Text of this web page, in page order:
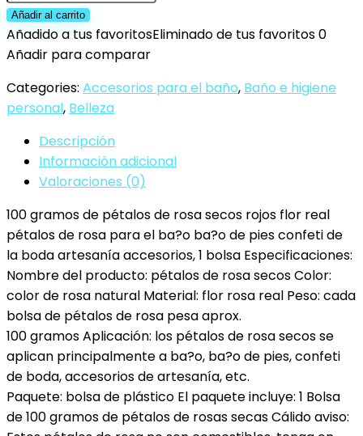
100
Gramos
de
de
Rosa
Secos
Pétalos
Real
para
Baño
Pies
Boda
Confeti
Accesorios
de
Manualidades,
1…
cantidad
Añadir al carrito
Añadido a tus favoritosEliminado de tus favoritos0
Añadir para comparar
Categories: Accesorios para el baño, Baño e higiene
personal, Belleza
Descripción
Información adicional
Valoraciones (0)
100 gramos de pétalos de rosa secos rojos flor real
pétalos de rosa para el ba?o ba?o de pies confeti de
la boda artesanía accesorios, 1 bolsa Especificaciones:
Nombre del producto: pétalos de rosa secos Color:
color de rosa natural Material: flor rosa real Peso: cada
bolsa de pétalos de rosa pesa aprox.
100 gramos Aplicación: los pétalos de rosa secos se
aplican principalmente a ba?o, ba?o de pies, confeti
de boda, accesorios de artesanía, etc.
Paquete: bolsa de plástico El paquete incluye: 1 Bolsa
de 100 gramos de pétalos de rosas secas Cálido aviso: